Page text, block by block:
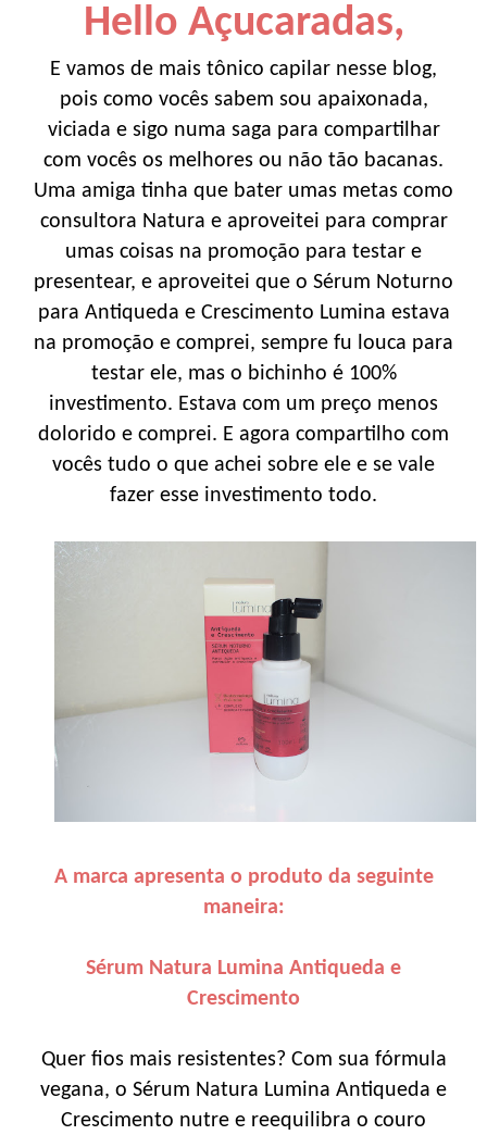
Hello Açucaradas,
E vamos de mais tônico capilar nesse blog,
pois como vocês sabem sou apaixonada,
viciada e sigo numa saga para compartilhar
com vocês os melhores ou não tão bacanas.
Uma amiga tinha que bater umas metas como
consultora Natura e aproveitei para comprar
umas coisas na promoção para testar e
presentear, e aproveitei que o Sérum Noturno
para Antiqueda e Crescimento Lumina estava
na promoção e comprei, sempre fu louca para
testar ele, mas o bichinho é 100%
investimento. Estava com um preço menos
dolorido e comprei. E agora compartilho com
vocês tudo o que achei sobre ele e se vale
fazer esse investimento todo.
A marca apresenta o produto da seguinte
maneira:
Sérum Natura Lumina Antiqueda e
Crescimento
Quer fios mais resistentes? Com sua fórmula
vegana, o Sérum Natura Lumina Antiqueda e
Crescimento nutre e reequilibra o couro